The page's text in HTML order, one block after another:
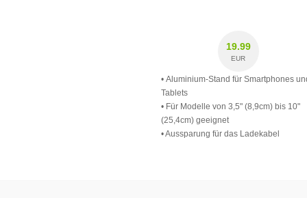
19.99
EUR
• Aluminium-Stand für Smartphones
Tablets
• Für Modelle von 3,5" (8,9cm) bis 10"
(25,4cm) geeignet
• Aussparung für das Ladekabel